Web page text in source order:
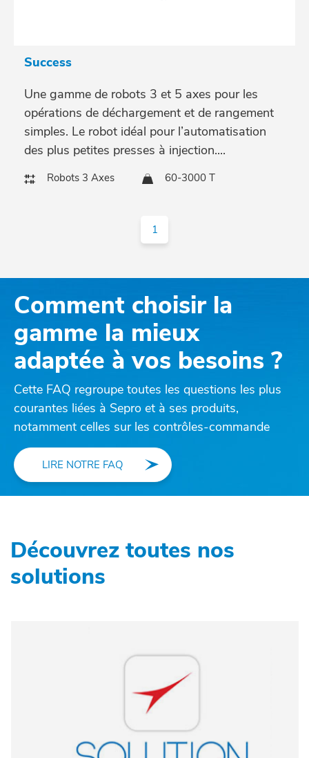
Success
Une gamme de robots 3 et 5 axes pour les
opérations de déchargement et de rangement
simples. Le robot idéal pour l’automatisation
des plus petites presses à injection....
Robots 3 Axes 60-3000 T
1
Comment choisir la
gamme la mieux
adaptée à vos besoins ?
Cette FAQ regroupe toutes les questions les plus
courantes liées à Sepro et à ses produits,
notamment celles sur les contrôles-commande
LIRE NOTRE FAQ
Découvrez toutes nos
solutions